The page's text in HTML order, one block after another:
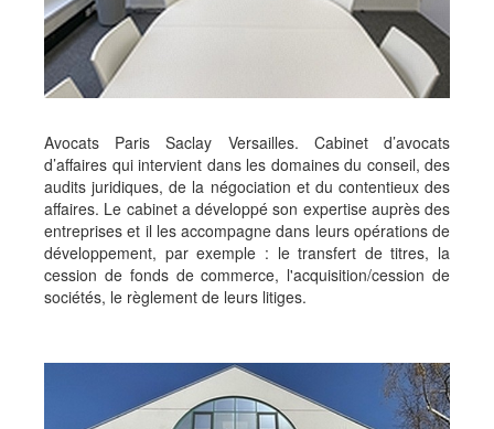
Avocats Paris Saclay Versailles. Cabinet d’avocats
d’affaires qui intervient dans les domaines du conseil, des
audits juridiques, de la négociation et du contentieux des
affaires. Le cabinet a développé son expertise auprès des
entreprises et il les accompagne dans leurs opérations de
développement, par exemple : le transfert de titres, la
cession de fonds de commerce, l'acquisition/cession de
sociétés, le règlement de leurs litiges.